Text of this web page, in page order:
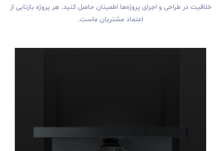
و اجرای پروژه‌ها اطمینان حاصل کنید. هر پروژه بازتابی از
اعتماد مشتریان ماست.